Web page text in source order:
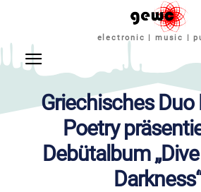
electronic | music |
Griechisches
Poetry
Debütalbum